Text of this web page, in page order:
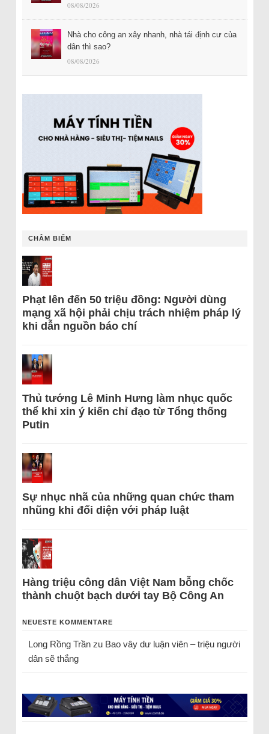
08/08/2026
Nhà cho công an xây nhanh, nhà tái định cư của
dân thì sao?
08/08/2026
CHÂM BIẾM
Phạt lên đến 50 triệu đồng: Người dùng
mạng xã hội phải chịu trách nhiệm pháp lý
khi dẫn nguồn báo chí
Thủ tướng Lê Minh Hưng làm nhục quốc
thể khi xin ý kiến chỉ đạo từ Tổng thống
Putin
Sự nhục nhã của những quan chức tham
nhũng khi đối diện với pháp luật
Hàng triệu công dân Việt Nam bỗng chốc
thành chuột bạch dưới tay Bộ Công An
NEUESTE KOMMENTARE
Long Rồng Trầnzu Bao vây dư luận viên – triệu người
dân sẽ thắng